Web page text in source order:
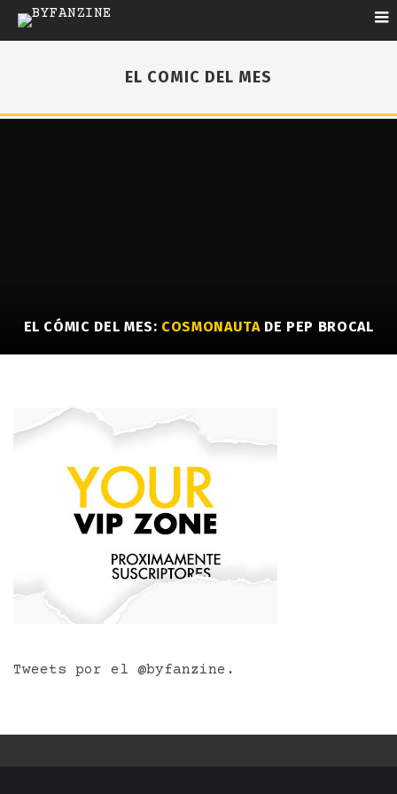
EL COMIC DEL MES
EL CÓMIC DEL MES: COSMONAUTADE PEP BROCAL
Tweets por el @byfanzine.